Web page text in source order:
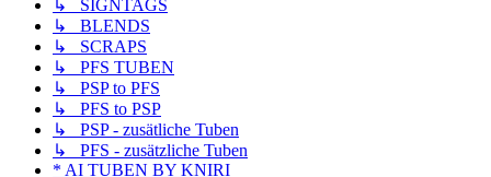
↳ SIGNTAGS
↳ BLENDS
↳ SCRAPS
↳ PFS TUBEN
↳ PSP to PFS
↳ PFS to PSP
↳ PSP - zusätliche Tuben
↳ PFS - zusätzliche Tuben
* AI TUBEN BY KNIRI